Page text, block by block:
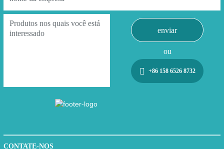
enviar
ou
+86 158 6526 8732
CONTATE-NOS